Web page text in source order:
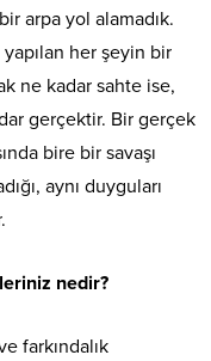
arpa yol alamadık.
her şeyin bir
ne kadar sahte ise,
gerçektir. Bir gerçek
bire bir savaşı
aynı duyguları
nedir?
farkındalık